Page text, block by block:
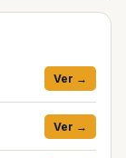
Ver →
Ver →